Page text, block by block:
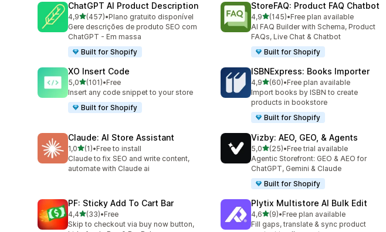
ChatGPT AI Product Description
4,9de 5 estrelas
(457)
457 total de avaliações
•Plano gratuito disponível
Gere descrições de produto SEO com
ChatGPT - Em massa
Built for Shopify
StoreFAQ: Product FAQ Chatbot
4,9de 5 estrelas
(145)
145 total de avaliações
•Free plan available
AI FAQ Builder with Schema, Product
FAQs, Live Chat & Chatbot
Built for Shopify
XO Insert Code
5,0de 5 estrelas
(101)
101 total de avaliações
•Free
Insert any code snippet to your store
Built for Shopify
ISBNExpress: Books Importer
4,9de 5 estrelas
(60)
60 total de avaliações
•Free plan available
Import books by ISBN to create
products in bookstore
Built for Shopify
Claude: AI Store Assistant
1,0de 5 estrelas
(1)
1 total de avaliações
•Free to install
Claude to fix SEO and write content,
automate with Claude ai
Vizby: AEO, GEO, & Agents
5,0de 5 estrelas
(25)
25 total de avaliações
•Free trial available
Agentic Storefront: GEO & AEO for
ChatGPT, Gemini & Claude
Built for Shopify
PF: Sticky Add To Cart Bar
4,4de 5 estrelas
(33)
33 total de avaliações
•Free
Skip to checkout via buy now button,
Plytix Multistore AI Bulk Edit
4,6de 5 estrelas
(9)
9 total de avaliações
•Free plan available
Fill gaps, translate & sync product